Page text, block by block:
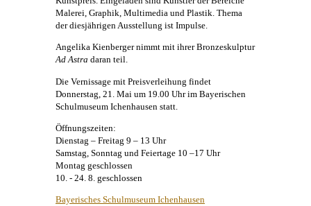
Malerei , Graphik, Multimedia und Plastik. Thema
der diesjährigen Ausstellung ist Impulse.
Angelika Kienbergernimmt mit ihrer Bronzeskulptur
Ad Astra daran teil.
Die Vernissage mit Preisverleihung findet
Donnerstag, 21. Mai um 19.00 Uhr im Bayerischen
Schulmuseum Ichenhausen statt.
Öffnungszeiten:
Dienstag – Freitag 9 – 13 Uhr
Samstag, Sonntag und Feiertage 10 –17 Uhr
Montag geschlossen
10. - 24. 8. geschlossen
Bayerisches Schulmuseum Ichenhausen